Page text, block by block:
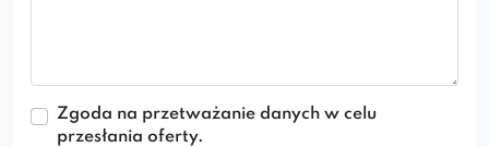
Zgoda na przetważanie danych w celu
przesłania oferty.